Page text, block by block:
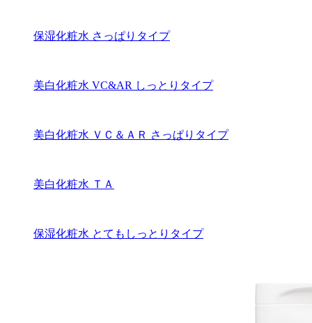
保湿化粧水 さっぱりタイプ
美白化粧水 VC&AR しっとりタイプ
美白化粧水 ＶＣ＆ＡＲ さっぱりタイプ
美白化粧水 ＴＡ
保湿化粧水 とてもしっとりタイプ